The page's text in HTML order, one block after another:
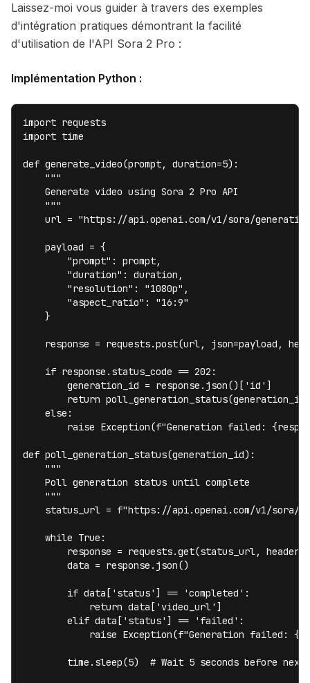
Laissez-moi vous guider à travers des exemples
d'intégration pratiques démontrant la facilité
d'utilisation de l'API Sora 2 Pro :
Implémentation Python :
import requests
import time
def generate_video(prompt, duration=5):
    """
    Generate video using Sora 2 Pro API
    """
url = "https://api.openai.com/v1/sora/
    payload = {
        "prompt": prompt,
        "duration": duration,
        "resolution": "1080p",
        "aspect_ratio": "16:9"
    }
response = requests.post(url, json=payload,
    if response.status_code == 202:
        generation_id = response.json()['id']
        return poll_generation_status(generation_id)
    else:
raise Exception(f"Generation failed:
def poll_generation_status(generation_id):
    """
    Poll generation status until complete
    """
status_url = f"https://api.openai.com/v1/sora/
    while True:
response = requests.get(status_url,
        data = response.json()
        if data['status'] == 'completed':
            return data['video_url']
        elif data['status'] == 'failed':
raise Exception(f"Generation failed:
time.sleep(5)  # Wait 5 seconds before next